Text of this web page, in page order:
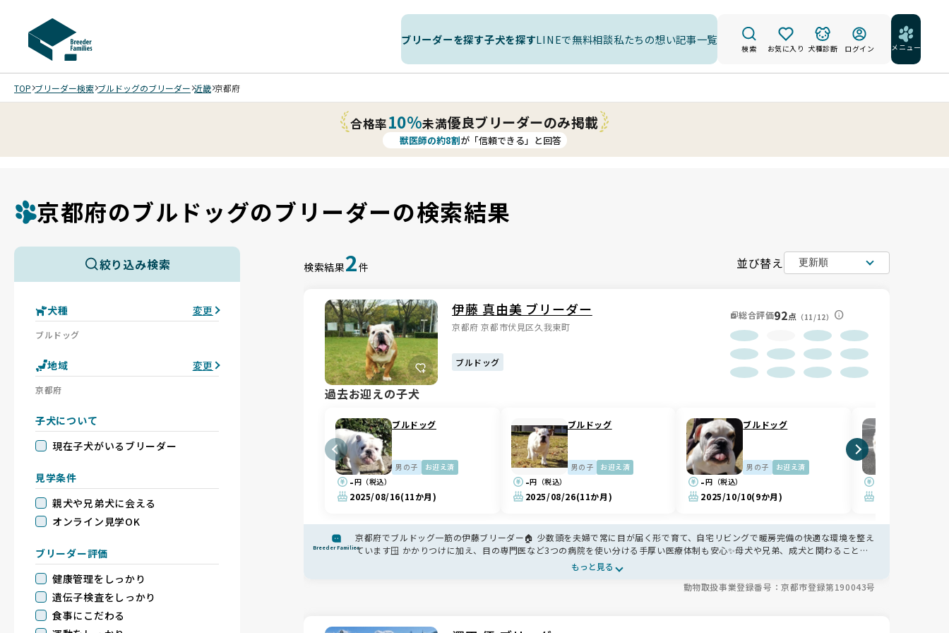
ブリーダーを探す子犬を探すLINEで無料相談私たちの想い記事一覧
検索 お気に入り 犬種診断 ログイン メニュー
TOP ブリーダー検索 ブルドッグのブリーダー 近畿 京都府
合格率10%未満優良ブリーダーのみ掲載
獣医師の約8割が「信頼できる」と回答
京都府のブルドッグのブリーダーの検索結果
絞り込み検索
犬種 変更
ブルドッグ
地域 変更
京都府
子犬について
現在子犬がいるブリーダー
見学条件
親犬や兄弟犬に会える
オンライン見学OK
ブリーダー評価
健康管理をしっかり
遺伝子検査をしっかり
食事にこだわる
検索結果2件 並び替え
伊藤 真由美 ブリーダー
京都府 京都市伏見区久我東町
ブルドッグ
総合評価92点 （11/12）
過去お迎えの子犬
ブルドッグ
男の子 お迎え済
-円（税込）
2025/08/16(11か月)
ブルドッグ
男の子 お迎え済
-円（税込）
2025/08/26(11か月)
ブルドッグ
男の子 お迎え済
-円（税込）
2025/10/10(9か月)
Breeder Families
京都府でブルドッグ一筋の伊藤ブリーダー🏠 少数頭を夫婦で常に目が届く形で育て、自宅リビングで暖房完備の快適な環境を整え
ています🪟 かかりつけに加え、目の専門医など3つの病院を使い分ける手厚い医療体制も安心✨母犬や兄弟、成犬と関わることで
社会性が自然に育ち、お迎え前のトイレ練習まで丁寧にサポートしています🐶
もっと見る
動物取扱事業登録番号：京都市登録第190043号